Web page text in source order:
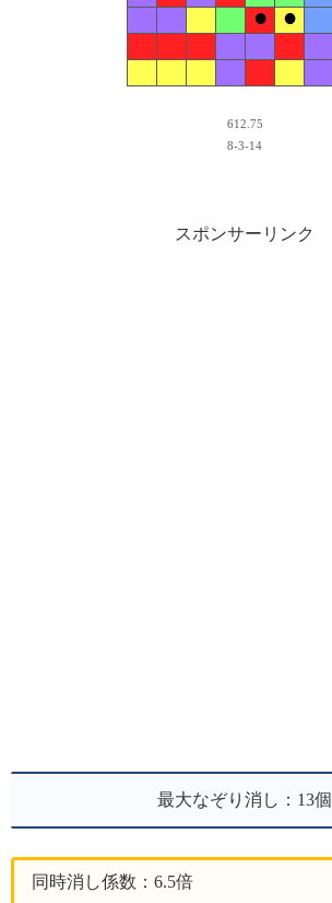
612.75
8-3-14
スポンサーリンク
最大なぞり消し：13個
同時消し係数：6.5倍